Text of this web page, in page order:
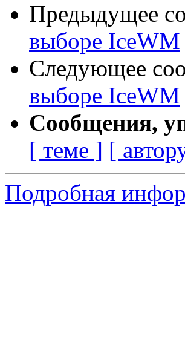
Предыдущее
выборе IceWM
Следующее
выборе IceWM
Сообщения,
[ теме ] [
Подробная